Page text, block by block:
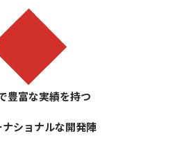
豊富な実績を持つ
ショナルな開発陣